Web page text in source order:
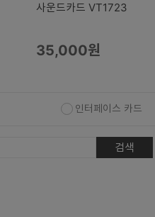
사운드카드 VT1723
35,000원
인터페이스 카드
검색